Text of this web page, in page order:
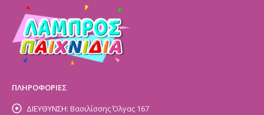
ΠΛΗΡΟΦΟΡΙΕΣ
ΔΙΕΥΘΥΝΣΗ: Βασιλίσσης Όλγας 167